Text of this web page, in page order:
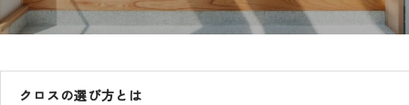
クロスの選び方とは